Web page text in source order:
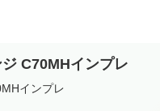
C70MHインプレ
インプレ